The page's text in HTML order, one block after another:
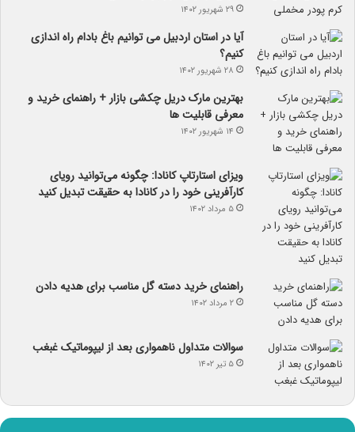
۲۹ شهریور ۱۴۰۲
آیا در استان اردبیل می توانیم باغ بادام راه اندازی
کنیم؟
۲۸ شهریور ۱۴۰۲
بهترین مارک دریل چکشی بازار + راهنمای خرید و
معرفی قابلیت ها
۱۴ شهریور ۱۴۰۲
ویزای استارتاپ کانادا: چگونه می‌توانید رویای
کارآفرینی خود را در کانادا به حقیقت تبدیل کنید
۵ مرداد ۱۴۰۲
راهنمای خرید دسته گل مناسب برای هدیه دادن
۲ مرداد ۱۴۰۲
سوالات متداول ناهمواری بعد از لیپوماتیک غبغب
۵ تیر ۱۴۰۲